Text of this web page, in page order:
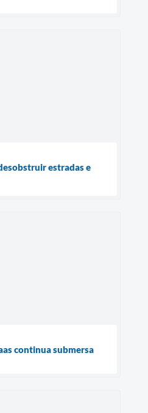
estradas e
continua submersa